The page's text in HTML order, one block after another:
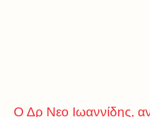
Ο Δρ Νεο Ιωαννίδης,